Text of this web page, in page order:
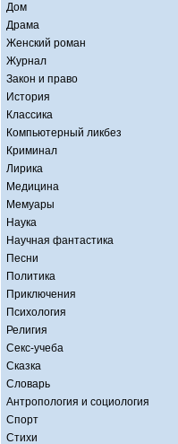
Дом
Драма
Женский роман
Журнал
Закон и право
История
Классика
Компьютерный ликбез
Криминал
Лирика
Медицина
Мемуары
Наука
Научная фантастика
Песни
Политика
Приключения
Психология
Религия
Секс-учеба
Сказка
Словарь
Антропология и социология
Спорт
Стихи